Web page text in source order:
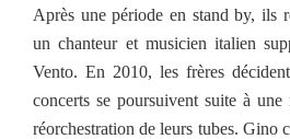
Après une période en stand by, ils
un chanteur et musicien italien
Vento. En 2010, les frères
concerts se poursuivent suite à
réorchestration de leurs tubes. Gino